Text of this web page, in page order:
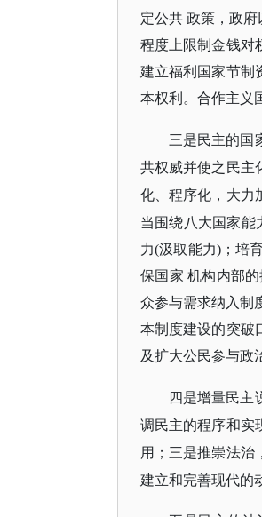
定公共 政策，政
程度上限制金钱对
建立福利国家节制
本权利。合作主义
三是民主的国
共权威并使之民主
化、程序化，大力
当围绕八大国家能
力(汲取能力)；培
保国家 机构内部
众参与需求纳入制
本制度建设的突破
及扩大公民参与政
四是增量民主
调民主的程序和实
用；三是推崇法治
建立和完善现代的